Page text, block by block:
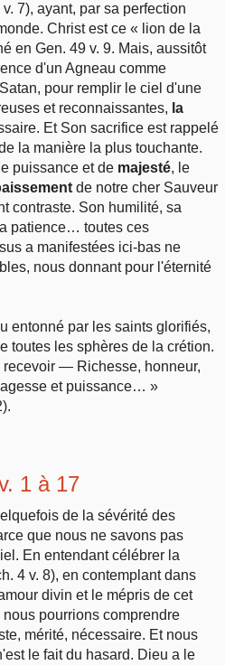
7), ayant, par sa perfection
Christ est ce « lion de la
en Gen. 49 v. 9. Mais, aussitôt
d'un Agneau comme
pour remplir le ciel d'une
et reconnaissantes, la
Et Son sacrifice est rappelé
la manière la plus touchante.
puissance et de majesté, le
de notre cher Sauveur
contraste. Son humilité, sa
patience… toutes ces
a manifestées ici-bas ne
nous donnant pour l'éternité
entonné par les saints glorifiés,
toutes les sphères de la crétion.
recevoir — Richesse, honneur,
et puissance… »
1 à 17
de la sévérité des
que nous ne savons pas
En entendant célébrer la
4 v. 8), en contemplant dans
divin et le mépris de cet
pourrions comprendre
mérité, nécessaire. Et nous
le fait du hasard. Dieu a le